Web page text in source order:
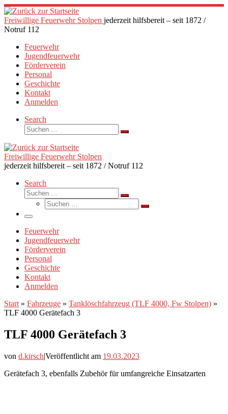
Zum
Inhalt
springen
Freiwillige Feuerwehr Stolpen jederzeit hilfsbereit – seit 1872 /
Notruf 112
Feuerwehr
Jugendfeuerwehr
Förderverein
Personal
Geschichte
Kontakt
Anmelden
Search
Suche
Suchen …
Freiwillige Feuerwehr Stolpen
jederzeit hilfsbereit – seit 1872 / Notruf 112
Search
Suche
Suchen …
Suche
Suchen …
Menü
Feuerwehr
Jugendfeuerwehr
Förderverein
Personal
Geschichte
Kontakt
Anmelden
Start » Fahrzeuge » Tanklöschfahrzeug (TLF 4000, Fw Stolpen) »
TLF 4000 Gerätefach 3
TLF 4000 Gerätefach 3
von d.kirsch|Veröffentlicht am 19.03.2023
Gerätefach 3, ebenfalls Zubehör für umfangreiche Einsatzarten